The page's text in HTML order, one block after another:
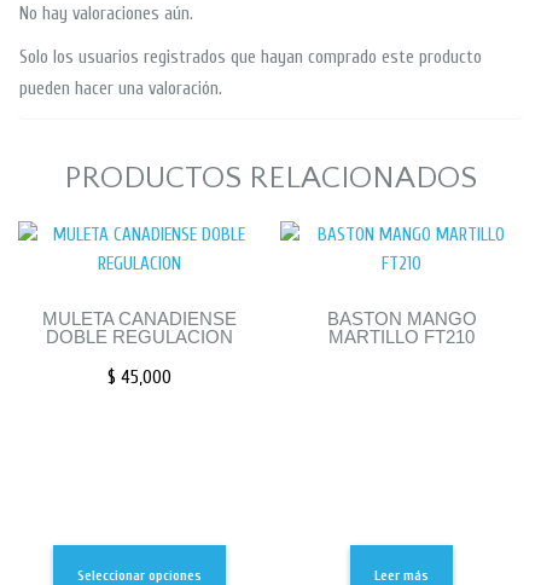
No hay valoraciones aún.
Solo los usuarios registrados que hayan comprado este producto
pueden hacer una valoración.
PRODUCTOS RELACIONADOS
MULETA CANADIENSE
DOBLE REGULACION
$ 45,000
Seleccionar opciones
BASTON MANGO
MARTILLO FT210
Leer más